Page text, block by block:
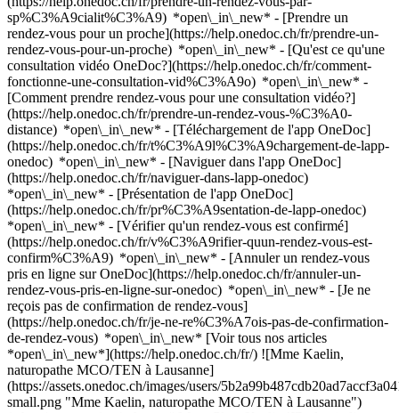
sp%C3%A9cialit%C3%A9) *open\_in\_new* - [Prendre un
rendez-vous pour un proche](https://help.onedoc.ch/fr/prendre-un-
rendez-vous-pour-un-proche) *open\_in\_new* - [Qu'est ce qu'une
consultation vidéo OneDoc?](https://help.onedoc.ch/fr/comment-
fonctionne-une-consultation-vid%C3%A9o) *open\_in\_new* -
[Comment prendre rendez-vous pour une consultation vidéo?]
(https://help.onedoc.ch/fr/prendre-un-rendez-vous-%C3%A0-
distance) *open\_in\_new* - [Téléchargement de l'app OneDoc]
(https://help.onedoc.ch/fr/t%C3%A9l%C3%A9chargement-de-lapp-
onedoc) *open\_in\_new* - [Naviguer dans l'app OneDoc]
(https://help.onedoc.ch/fr/naviguer-dans-lapp-onedoc)
*open\_in\_new* - [Présentation de l'app OneDoc]
(https://help.onedoc.ch/fr/pr%C3%A9sentation-de-lapp-onedoc)
*open\_in\_new* - [Vérifier qu'un rendez-vous est confirmé](https://help.onedoc.ch/fr/v%C3%A9rifier-quun-rendez-vous-est-confirm%C3%A9) *open\_in\_new* - [Annuler un rendez-vous pris en ligne sur OneDoc](https://help.onedoc.ch/fr/annuler-un-rendez-vous-pris-en-ligne-sur-onedoc) *open\_in\_new* - [Je ne reçois pas de confirmation de rendez-vous](https://help.onedoc.ch/fr/je-ne-re%C3%A7ois-pas-de-confirmation-de-rendez-vous) *open\_in\_new* [Voir tous nos articles *open\_in\_new*](https://help.onedoc.ch/fr/) ![Mme Kaelin, naturopathe MCO/TEN à Lausanne](https://assets.onedoc.ch/images/users/5b2a99b487cdb20ad7accf3a0419ec22c33a662057ced5f9f058802a51207c9e-small.png "Mme Kaelin, naturopathe MCO/TEN à Lausanne") *photo\_camera*+ 4 photos # Mme Clara Kaelin ![Badge indiquant un profil vérifié](https://www.onedoc.ch/assets/images/icons/checkmark.svg) ## Naturopathe MCO/TEN Résumé Carte Présentation ![Icône patient avec un signe plus annonçant que le professionnel accepte de nouveaux patients](https://www.onedoc.ch/assets/images/icons/new-patients.svg) ### Patients acceptés Mme Clara Kaelin accepte les nouveaux patients ![Icône mallette annonçant les spécialités du professionnel de santé](https://www.onedoc.ch/assets/images/icons/specialties.svg) ### Spécialités Phytothérapie MCO Naturopathie MCO/TEN Hydrothérapie Nutrition MCO ![Marqueur annonçant la carte et les informations d’accès du cabinet](https://www.onedoc.ch/assets/images/icons/map.svg) ### Carte et informations d'accès #### Cabinet du Dr Pierre-Olivier Tauxe - Clara Kaelin Avenue d'Echallens 35 1004 Lausanne #### Horaire d'ouverture Actuellement fermé - Ouvre mercredi à 09:00 *expand\_more* Lundi: 09:00 - 12:00 et 13:30 - 19:00 Mardi: 09:00 - 12:00 et 13:30 - 19:00 Mercredi: 09:00 - 12:00 et 13:30 - 19:00 Jeudi: 09:00 - 12:00 et 13:30 - 19:00 Vendredi: 09:00 - 12:00 et 13:30 - 19:00 Samedi: Fermé Dimanche: Fermé ![Icône document annonçant la présentation de l’établissement](https://www.onedoc.ch/assets/images/icons/presentation.svg) ### Présentation du professionnel de santé ## Bienvenue dans un espace où le corps, les émotions et l'âme retrouvent leur harmonie naturelle. __Clara Kaelin — Naturopathe MTE - certifiée OrTraMA | CFC Assistante médicale__ ## Une approche holistique, ancrée et bienveillante Je vous accueille avec douceur et écoute, dans un accompagnement qui honore l’intelligence naturelle du corps et la profondeur de l’être. Formée à la Naturopathie en Médecine Traditionnelle Européenne (MTE), certifiée par l’OrTraMA, et au décodage psychobiologique, je combine les outils de la naturopathie à une lecture psycho-émotionnelle et énergétique du corps. Grâce à mon CFC d’assistante médicale, je relie les dimensions physiques, émotionnelles et symboliques de la santé, dans un cadre sensible. ## Méthode Harmonie Corps & Sens – Une approche globale de la santé Chaque personne est unique. C'est pourquoi j'ai développé __la Méthode Harmonie Corps & Sens__, une approche qui considère la personne dans sa globalité : le corps, les émotions, l'histoire de vie, l'énergie et les ressources propres à chacun. Mon accompagnement s'appuie sur la naturopathie MTE et peut intégrer, selon vos besoins et avec votre accord, la phytothérapie, le bilan énergétique GDV, le magnétisme céleste, l'exploration de l'histoire de vie ainsi qu'une approche intuitive. Mon objectif est de vous aider à mieux comprendre votre fonctionnement, soutenir les capacités naturelles d'autorégulation de votre organisme et vous accompagner vers davantage de clarté, d'équilibre et de mieux-être. ## __Le Parcours Harmonie Corps & Sens__ Pour les personnes souhaitant un accompagnement dans la durée, je propose également le __Parcours Harmonie Corps & Sens__, comprenant une première consultation approfondie, deux consultations de suivi et un accompagnement personnalisé, au tarif de __450 CHF au lieu de 480 CHF si consultations prises séparément.__ ## À la découverte de la Naturopathie La Naturopathie est une approche holistique de la santé qui vise à optimiser le bien-être en favorisant les processus naturels d’auto-guérison du corps. Fondée sur des principes naturels et des méthodes non invasives, la naturopathie considère l’individu dans sa globalité, en prenant en compte les dimensions physique, émotionnelle, mentale et spirituelle. Les naturopathes utilisent une combinaison de techniques telles que l’alimentation, les plantes médicinales, l’exercice, la gestion du stress et d’autres approches naturelles pour aider à rétablir l’équilibre et la vitalité. En encourageant une approche préventive et personnalisée, la naturopathie vise à soutenir le corps dans son processus naturel de guérison et à promouvoir un état de santé optimal. ## __Spécialisations__ - Naturopathie MTE - approche globale du terrain - Nutrition thérapeutique et rééquilibrage alimentaire - Phytothérapie - plantes médicinales en tisanes, extraits, gemmothérapie… - Hydrothérapie - applications, bains, soutien des émonctoires - Décodage biologique - lecture symbolique des symptômes - Bilan énergétique GDV - visualisation du terrain énergétique, des chakras et des déséquilibres - Magnétisme céleste au cabinet et à distance ## Mes diplômes et formations - __2025__ : Obtention du Certificat OrTraMa - __Depuis 2023__ : Parcours en cours pour l’obtention du Diplôme Fédéral Suisse de Naturopathe MTE - __2021 – 2023__ : - Diplôme de Naturopathe en Médecine Traditionnelle Européenne (MTE) – École Professionnelle Supérieure de Naturopathie (EPSN), Épalinges - Diplôme de Médecine Académique – École Professionnelle Supérieure de Naturopathie (EPSN), Épalinges - __2017 – 2018__ : Certificat Fédéral de Capacité (CFC) et Diplôme d’Assistante Médicale ## Formations en cours - __Depuis janvier 2024__ : Formation de Thérapeute en Décodage Psychobiologique – Aigle ## Pourquoi consulter ? Pour qui ? - Quand le corps s’exprime, quand les émotions débordent ou quand un appel intérieur se fait sentir, c’est souvent le signe qu’une transformation veut émerger. - Mes accompagnements s’adressent à toutes celles et ceux qui souhaitent comprendre les messages de leur corps, libérer des blocages émotionnels et retrouver leur vitalité profonde. - Que vous traversiez un défi de santé, une période de transition ou que vous ressentiez le besoin de vous recentrer, cet espace est une invitation à retrouver votre force intérieure et avancer sur votre chemin d’harmonie. ## Outils complémentaires - __GDV (Gas Discharge Visualization)__ : un appareil de mesure électrophotonique qui permet d’observer le rayonnement énergétique du corps (chakras, organes), utile pour objectiver le terrain et affiner le suivi. - __Décodage biologique__ : permet d’explorer le sens caché d’un symptôme, d’un trouble ou d’une maladie, souvent en lien avec des vécus émotionnels passés ou familiaux. - __Magnétisme céleste :__ une approche énergétique subtile, pratiquée en présentiel ou à distance, pour harmoniser le corps, les émotions et l’esprit, et accompagner la libération des blocages en profondeur. ## Ma philosophie Je crois que le symptôme est un messager, non un ennemi. Mon rôle n’est pas de "faire à votre place", ni de vous "sauver" mais de vous aider à renouer avec votre intelligence corporelle, émotionnelle et énergétique. Chaque personne est unique : mes accompagnements le sont aussi. ## Tarifs - __Première consultation__ (environ 01h30) : __CHF 180.–__ - __Consultation de suivi__ (environ 01h00) : __CHF 130.–__ - Certifiée OrTraMa, agréée RME, Visana, EGK, mes prestations sont remboursées par la plupart des assurances complémentaires. Les modalités de remboursement variant selon les contrats d’assurances, je vous laisse vérifier auprès de votre assurance si mes prestations sont prises en charge. - Une facture acquittée vous est remise après chaque consultation, à transmettre à votre assurance pour le remboursement. ## Politique de paiement et d'annulation - Paiement en espèces ou via Twint à la fin de chaque séance. - En cas d’annulation ou de report, merci de prévenir au moins 24h à l’avance (jours ouvrables), sans quoi la séance pourra être facturée. - Si vous ne disposez pas d’assurance complémentaire, n’hésitez pas à me contacter. Nous pourrons envisager un tarif solidaire ou un échange de services, en toute simplicité et discrétion. ## Lieu de consultation Possibilité de rendez-vous à distance. Cabinet du Dr Pierre-Olivier Tauxe, Avenue d'Echallens 35, 1004 Lausanne. ## Informations pratiques __En voiture__ : places disponibles devant l'immeuble __En transports__ : arrêt « St-Paul » (bus 9) à 1 min à pied __Accès__ : sonnez chez le Dr Tauxe, puis descendez deux étages (ascenseur disponible) ## Prendre rendez-vous Vous pouvez réserver votre consultation directement via OneDoc, ou me contacter pour toute question spécifique. Pour plus d'informations, consultez mon site internet : [https://claranaturopathe.com/](https://claranaturopathe.com/) ## Au plaisir de vous accompagner sur votre chemin. [*arrow\_drop\_down*Voir plus](https://www.onedoc.ch) [![Mme Kaelin, naturopathe MCO/TEN à Lausanne](https://assets.onedoc.ch/images/users/5b2a99b487cdb20ad7accf3a0419ec22c33a662057ced5f9f058802a51207c9e-small.png "Mme Kaelin, naturopathe MCO/TEN à Lausanne")](https://assets.onedoc.ch/images/users/5b2a99b487cdb20ad7accf3a0419ec22c33a662057ced5f9f058802a51207c9e.png)[![Cabinet du Dr Pierre-Olivier Tauxe - Clara Kaelin, cabinet à Lausanne](https://assets.onedoc.ch/images/entities/5ae35b05540700590438519834d08a3683405f53a069b738becbba96e535c09c-small.png "Cabinet du Dr Pierre-Olivier Tauxe - Clara Kaelin, cabinet à Lausanne")](https://assets.onedoc.ch/images/entities/5ae35b05540700590438519834d08a3683405f53a069b738becbba96e535c09c.png)[![Cabinet du Dr Pierre-Olivier Tauxe - Clara Kaelin, cabinet à Lausanne](https://assets.onedoc.ch/images/entities/cc1fe03394db7e4e4c95fd6d379775b3db6944c879864708f2b434cb3012a3c9-small.j